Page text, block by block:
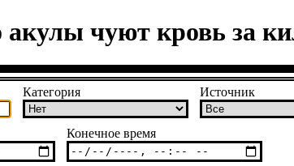
акулы чуют кровь за
Категория Источник
Конечное время